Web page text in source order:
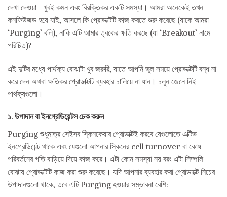
দেখা দেওয়া—খুবই কমন এবং বিরক্তিকর একটি সমস্যা। আমরা অনেকেই তখন
কনফিউজড হয়ে যাই, আসলে কি প্রোডাক্টটি কাজ করতে শুরু করেছে (যাকে আমরা
‘Purging’ বলি), নাকি এটি আমার ত্বকের ক্ষতি করছে (যা ‘Breakout’ নামে
পরিচিত)?
এই দুটির মধ্যে পার্থক্য বোঝাটা খুব জরুরি, যাতে আপনি ভুল সময়ে প্রোডাক্টটি বন্ধ না
করে দেন অথবা ক্ষতিকর প্রোডাক্টটি ব্যবহার চালিয়ে না যান। চলুন জেনে নিই
পার্থক্যগুলো।
১. উপাদান বা ইনগ্রেডিয়েন্টস চেক করুন
Purging শুধুমাত্র সেইসব স্কিনকেয়ার প্রোডাক্টই করবে যেগুলোতে এক্টিভ
ইনগ্রেডিয়েন্ট থাকে এবং যেগুলো আপনার স্কিনের cell turnover বা কোষ
পরিবর্তনের গতি বাড়িয়ে দিয়ে কাজ করে। এটা কোন সমস্যা নয় বরং এটা সিম্পলি
বোঝায় প্রোডাক্টটি কাজ করা শুরু করেছে। যদি আপনার ব্যবহার করা প্রোডাক্টে নিচের
উপাদানগুলো থাকে, তবে এটি Purging হওয়ার সম্ভাবনা বেশি: